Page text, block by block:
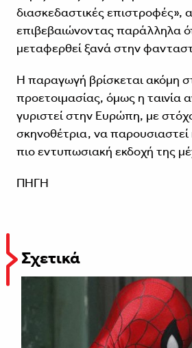
διασκεδαστικές επιστροφές»,
επιβεβαιώνοντας παράλληλα
μεταφερθεί ξανά στην
Η παραγωγή βρίσκεται ακόμη
προετοιμασίας, όμως η ταινία
γυριστεί στην Ευρώπη, με
σκηνοθέτρια, να παρουσιαστεί
πιο εντυπωσιακή εκδοχή της
ΠΗΓΗ
Σχετικά